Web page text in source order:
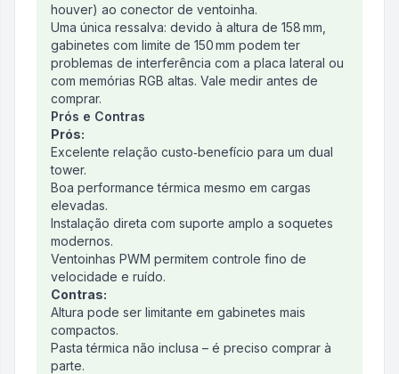
houver) ao conector de ventoinha.
Uma única ressalva: devido à altura de 158 mm,
gabinetes com limite de 150 mm podem ter
problemas de interferência com a placa lateral ou
com memórias RGB altas. Vale medir antes de
comprar.
Prós e Contras
Prós:
Excelente relação custo‑benefício para um dual
tower.
Boa performance térmica mesmo em cargas
elevadas.
Instalação direta com suporte amplo a soquetes
modernos.
Ventoinhas PWM permitem controle fino de
velocidade e ruído.
Contras:
Altura pode ser limitante em gabinetes mais
compactos.
Pasta térmica não inclusa – é preciso comprar à
parte.